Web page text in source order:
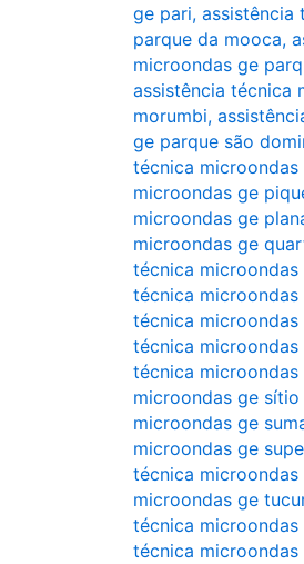
ge pari, assistência
parque da mooca,
microondas ge
assistência técnica
morumbi,
ge parque são
técnica
microondas ge
microondas ge
microondas ge
técnica
técnica
técnica
técnica
técnica microondas
microondas ge
microondas ge
microondas ge
técnica
microondas ge
técnica
técnica